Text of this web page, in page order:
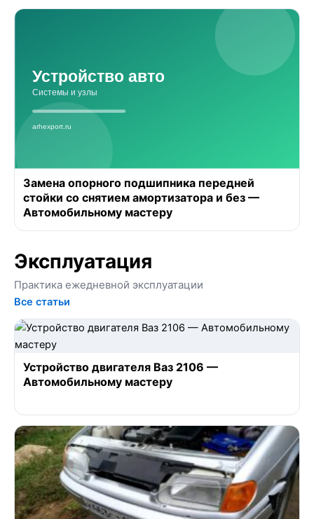
Замена опорного подшипника передней
стойки со снятием амортизатора и без —
Автомобильному мастеру
Эксплуатация
Практика ежедневной эксплуатации
Все статьи
Устройство двигателя Ваз 2106 —
Автомобильному мастеру